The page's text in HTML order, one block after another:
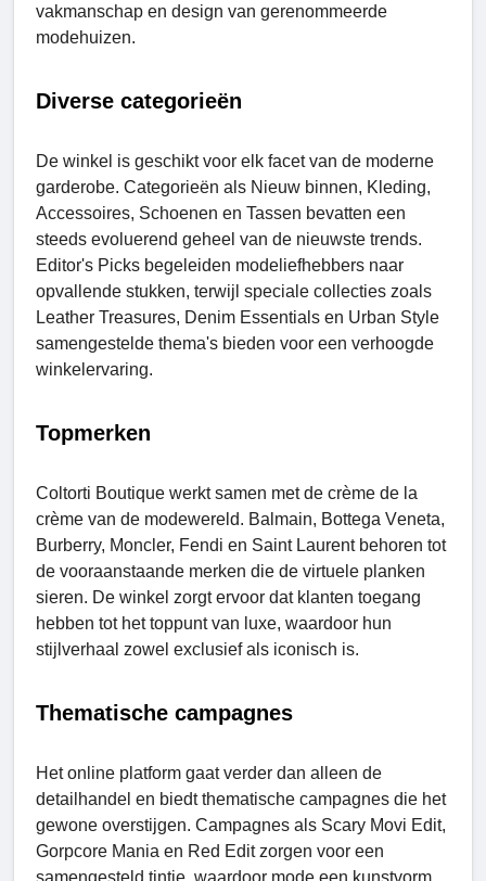
vakmanschap en design van gerenommeerde
modehuizen.
Diverse categorieën
De winkel is geschikt voor elk facet van de moderne
garderobe. Categorieën als Nieuw binnen, Kleding,
Accessoires, Schoenen en Tassen bevatten een
steeds evoluerend geheel van de nieuwste trends.
Editor's Picks begeleiden modeliefhebbers naar
opvallende stukken, terwijl speciale collecties zoals
Leather Treasures, Dеnim Essentials en Urban Style
samengestelde thema's bieden voor een verhoogde
winkelervaring.
Topmerken
Coltorti Boutiquе werkt samen met de crѐmе de la
crѐmе van de modewereld. Balmain, Bottеga Vеnеta,
Burbеrry, Monclеr, Fеndi en Saint Laurent behoren tot
de vooraanstaande merken die de virtuele planken
sieren. De winkel zorgt ervoor dat klanten toegang
hebben tot het toppunt van luxe, waardoor hun
stijlverhaal zowel exclusief als iconisch is.
Thematische campagnes
Het online platform gaat verder dan alleen de
detailhandel en biedt thematische campagnes die het
gewone overstijgen. Campagnes als Scary Movi Edit,
Gorpcorе Mania en Rеd Edit zorgen voor een